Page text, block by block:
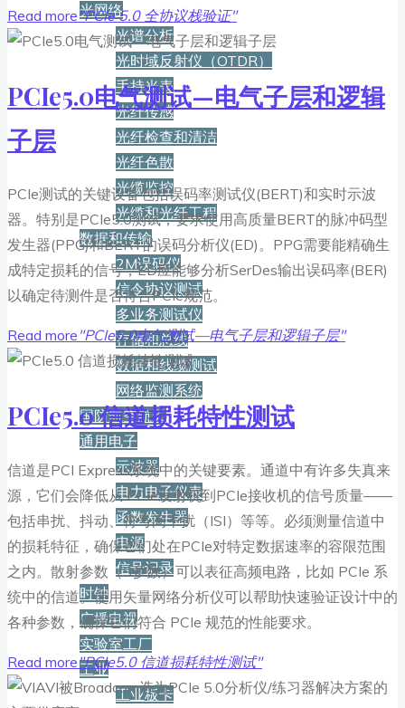
光网络
光谱分析
光时域反射仪（OTDR）
手持光表
光纤传感
光纤检查和清洁
光纤色散
光缆监控
光缆和光纤工程
数据和传输
2M误码仪
信令协议测试
多业务测试仪
存储和总线
数据和线缆测试
网络监测系统
国防航空航天
通用电子
示波器
电力电子仪表
函数发生器
电源
信号记录
时钟
广播电视
实验室工厂
工业
工业板卡
Read more"PCIe 5.0 全协议栈验证"
PCIe5.0电气测试—电气子层和逻辑
子层
PCIe测试的关键设备包括误码率测试仪(BERT)和实时示波
器。特别是PCIe5.0测试，要求使用高质量BERT的脉冲码型
发生器(PPG)和BERT的误码分析仪(ED)。PPG需要能精确生
成特定损耗的信号，ED应能够分析SerDes输出误码率(BER)
以确定待测件是否符合PCIe规范。
Read more "PCIe5.0电气测试—电气子层和逻辑子层"
PCIe5.0 信道损耗特性测试
信道是PCI Express系统中的关键要素。通道中有许多失真来
源，它们会降低从 PCIe发射机到PCIe接收机的信号质量——
包括串扰、抖动、符号间干扰（ISI）等等。必须测量信道中
的损耗特征，确保它们处在PCIe对特定数据速率的容限范围
之内。散射参数（S参数）可以表征高频电路，比如 PCIe 系
统中的信道。使用矢量网络分析仪可以帮助快速验证设计中的
各种参数，确保它们符合 PCIe 规范的性能要求。
Read more"PCIe5.0 信道损耗特性测试"